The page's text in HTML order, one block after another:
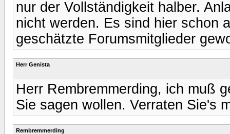
nur der Vollständigkeit halber.
nicht werden. Es sind hier schon
geschätzte Forumsmitglieder
Herr Genista
Herr Rembremmerding, ich muß
Sie sagen wollen. Verraten Sie's
Rembremmerding